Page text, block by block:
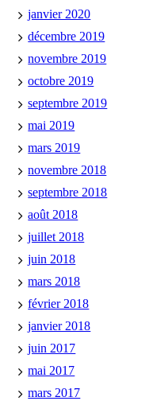
janvier 2020
décembre 2019
novembre 2019
octobre 2019
septembre 2019
mai 2019
mars 2019
novembre 2018
septembre 2018
août 2018
juillet 2018
juin 2018
mars 2018
février 2018
janvier 2018
juin 2017
mai 2017
mars 2017